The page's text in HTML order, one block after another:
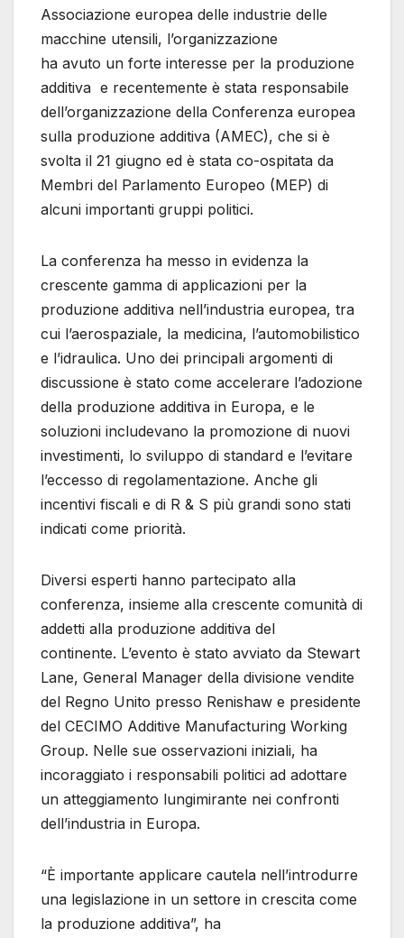
Associazione europea delle industrie delle
macchine utensili, l’organizzazione
ha avuto un forte interesse per la produzione
additiva e recentemente è stata responsabile
dell’organizzazione della Conferenza europea
sulla produzione additiva (AMEC), che si è
svolta il 21 giugno ed è stata co-ospitata da
Membri del Parlamento Europeo (MEP) di
alcuni importanti gruppi politici.
La conferenza ha messo in evidenza la
crescente gamma di applicazioni per la
produzione additiva nell’industria europea, tra
cui l’aerospaziale, la medicina, l’automobilistico
e l’idraulica. Uno dei principali argomenti di
discussione è stato come accelerare l’adozione
della produzione additiva in Europa, e le
soluzioni includevano la promozione di nuovi
investimenti, lo sviluppo di standard e l’evitare
l’eccesso di regolamentazione. Anche gli
incentivi fiscali e di R & S più grandi sono stati
indicati come priorità.
Diversi esperti hanno partecipato alla
conferenza, insieme alla crescente comunità di
addetti alla produzione additiva del
continente. L’evento è stato avviato da Stewart
Lane, General Manager della divisione vendite
del Regno Unito presso Renishaw e presidente
del CECIMO Additive Manufacturing Working
Group. Nelle sue osservazioni iniziali, ha
incoraggiato i responsabili politici ad adottare
un atteggiamento lungimirante nei confronti
dell’industria in Europa.
“È importante applicare cautela nell’introdurre
una legislazione in un settore in crescita come
la produzione additiva”, ha